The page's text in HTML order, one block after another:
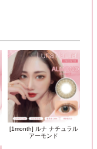
[1month] ルナ ナチュラル
アーモンド